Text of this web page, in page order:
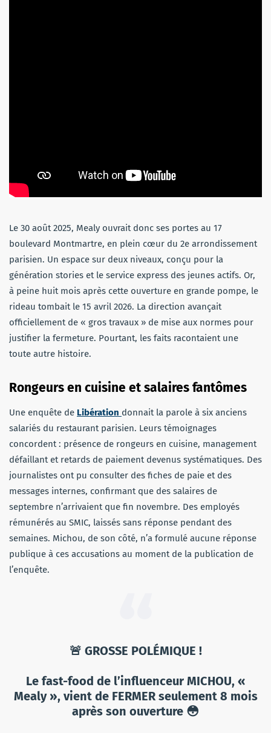
Le 30 août 2025, Mealy ouvrait donc ses portes au 17
boulevard Montmartre, en plein cœur du 2e arrondissement
parisien. Un espace sur deux niveaux, conçu pour la
génération stories et le service express des jeunes actifs. Or,
à peine huit mois après cette ouverture en grande pompe, le
rideau tombait le 15 avril 2026. La direction avançait
officiellement de « gros travaux » de mise aux normes pour
justifier la fermeture. Pourtant, les faits racontaient une
toute autre histoire.
Rongeurs en cuisine et salaires fantômes
Une enquête de Libération donnait la parole à six anciens
salariés du restaurant parisien. Leurs témoignages
concordent : présence de rongeurs en cuisine, management
défaillant et retards de paiement devenus systématiques. Des
journalistes ont pu consulter des fiches de paie et des
messages internes, confirmant que des salaires de
septembre n’arrivaient que fin novembre. Des employés
rémunérés au SMIC, laissés sans réponse pendant des
semaines. Michou, de son côté, n’a formulé aucune réponse
publique à ces accusations au moment de la publication de
l’enquête.
🚨 GROSSE POLÉMIQUE !
Le fast-food de l’influenceur MICHOU, «
Mealy », vient de FERMER seulement 8 mois
après son ouverture 😳